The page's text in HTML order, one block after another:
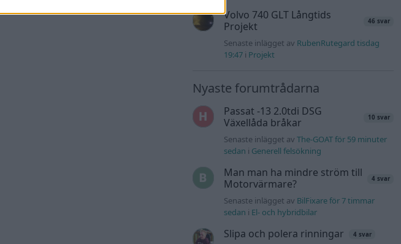
Volvo 740 GLT Långtids
Projekt
46 svar
Senaste inlägget av RubenRutegard tisdag
19:47 i Projekt
Nyaste forumtrådarna
Passat -13 2.0tdi DSG
Växellåda bråkar
10 svar
Senaste inlägget avThe-GOAT för 59 minuter
sedan i Generell felsökning
Man man ha mindre ström till
Motorvärmare?
4 svar
Senaste inlägget av BilFixare för 7 timmar
sedan i El- och hybridbilar
Slipa och polera rinningar 4 svar